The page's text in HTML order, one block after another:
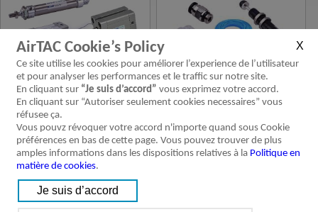
Guide linéaire Nouveaux Produits
Produits discontinues
AirTAC Cookie’s Policy
Ce site utilise les cookies pour améliorer l’experience de l’utilisateur
et pour analyser les performances et le traffic sur notre site.
En cliquant sur “Je suis d’accord” vous exprimez votre accord.
En cliquant sur “Autoriser seulement cookies necessaires” vous
réfusee ça.
Vous pouvz révoquer votre accord n'importe quand sous Cookie
préférences en bas de cette page. Vous pouvez trouver de plus
amples informations dans les dispositions relatives à la Politique en
matière de cookies.